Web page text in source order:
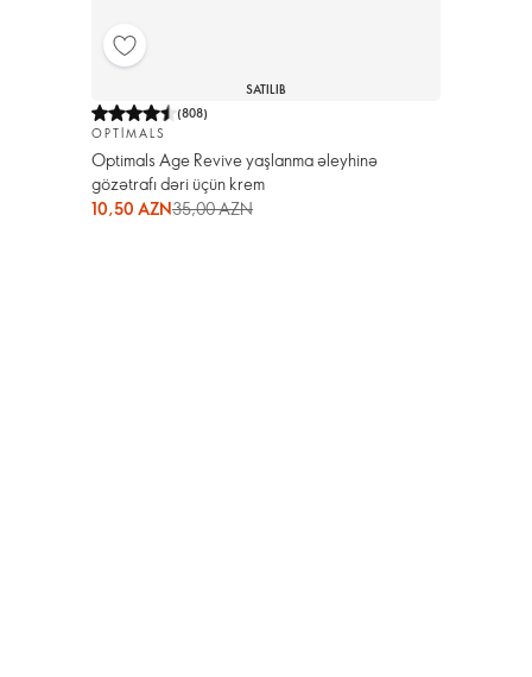
SATILIB
(808)
OPTIMALS
Optimals Age Revive yaşlanma əleyhinə
gözətrafı dəri üçün krem
10,50 AZN35,00 AZN